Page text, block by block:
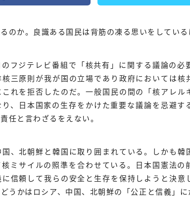
のか。良識ある国民は背筋の凍る思いをしている
フジテレビ番組で「核共有」に関する議論の必
三原則が我が国の立場であり政府においては核
れを拒否したのだ。一般国民の間の「核アレル
、日本国家の生存をかけた重要な議論を忌避す
任と言わざるをえない。
、北朝鮮と韓国に取り囲まれている。しかも韓
ミサイルの照準を合わせている。日本国憲法の
信頼して我らの安全と生存を保持しようと決意
うかはロシア、中国、北朝鮮の「公正と信義」に